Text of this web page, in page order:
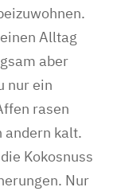
Alltag
aber
nur ein
rasen
andern kalt.
Kokosnuss
Nur